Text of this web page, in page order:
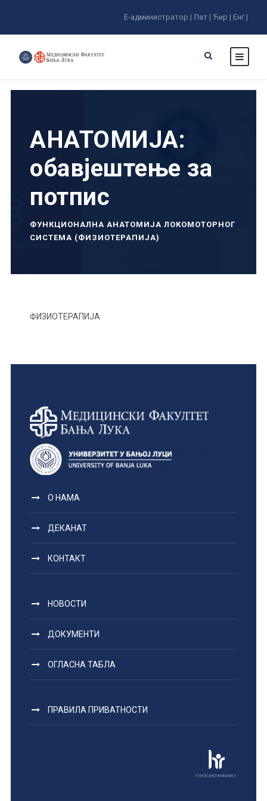
Е-администратор | Лат | Ћир | Енг |
АНАТОМИЈА:
обавјештење за
потпис
ФУНКЦИОНАЛНА АНАТОМИЈА ЛОКОМОТОРНОГ
СИСТЕМА (ФИЗИОТЕРАПИЈА)
ФИЗИОТЕРАПИЈА
О НАМА
ДЕКАНАТ
КОНТАКТ
НОВОСТИ
ДОКУМЕНТИ
ОГЛАСНА ТАБЛА
ПРАВИЛА ПРИВАТНОСТИ